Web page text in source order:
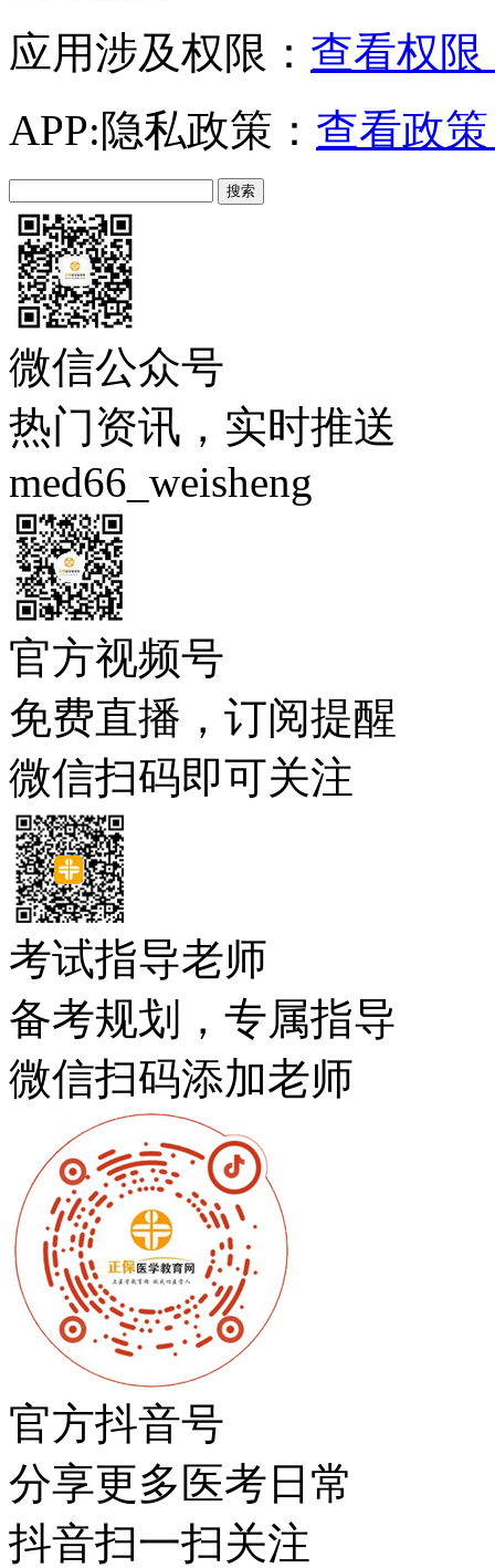
应用涉及权限： 查看权限
APP:隐私政策： 查看政
微信公众号
热门资讯，实时推送
med66_weisheng
官方视频号
免费直播，订阅提醒
微信扫码即可关注
考试指导老师
备考规划，专属指导
微信扫码添加老师
官方抖音号
分享更多医考日常
抖音扫一扫关注